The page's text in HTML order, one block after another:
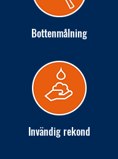
Bottenmålning
Invändig rekond